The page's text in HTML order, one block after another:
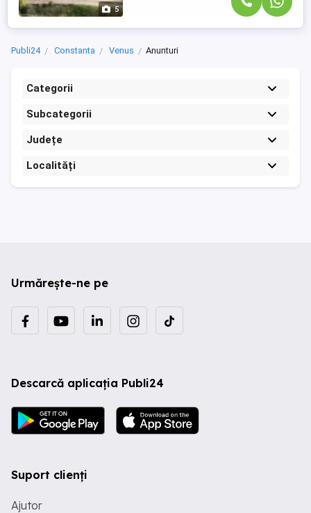
5
Publi24 Constanta Venus Anunturi
Categorii
Subcategorii
Județe
Localități
Urmărește-ne pe
Descarcă aplicația Publi24
Suport clienți
Ajutor